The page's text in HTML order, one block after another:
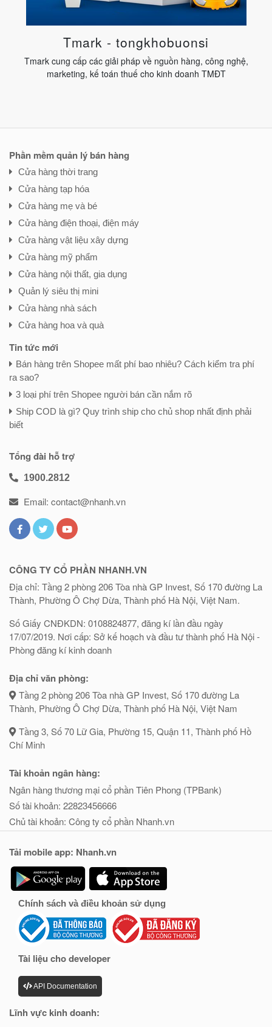
Tmark - tongkhobuonsi
Tmark cung cấp các giải pháp về nguồn hàng, công nghệ,
marketing, kế toán thuế cho kinh doanh TMĐT
Phần mềm quản lý bán hàng
Cửa hàng thời trang
Cửa hàng tạp hóa
Cửa hàng mẹ và bé
Cửa hàng điện thoại, điện máy
Cửa hàng vật liệu xây dựng
Cửa hàng mỹ phẩm
Cửa hàng nội thất, gia dụng
Quản lý siêu thị mini
Cửa hàng nhà sách
Cửa hàng hoa và quà
Tin tức mới
Bán hàng trên Shopee mất phí bao nhiêu? Cách kiểm tra phí
ra sao?
3 loại phí trên Shopee người bán cần nắm rõ
Ship COD là gì? Quy trình ship cho chủ shop nhất định phải
biết
Tổng đài hỗ trợ
1900.2812
Email: contact@nhanh.vn
CÔNG TY CỔ PHẦN NHANH.VN
Địa chỉ: Tầng 2 phòng 206 Tòa nhà GP Invest, Số 170 đường La
Thành, Phường Ô Chợ Dừa, Thành phố Hà Nội, Việt Nam.
Số Giấy CNĐKDN: 0108824877, đăng kí lần đầu ngày
17/07/2019. Nơi cấp: Sở kế hoạch và đầu tư thành phố Hà Nội -
Phòng đăng kí kinh doanh
Địa chỉ văn phòng:
Tầng 2 phòng 206 Tòa nhà GP Invest, Số 170 đường La
Thành, Phường Ô Chợ Dừa, Thành phố Hà Nội, Việt Nam
Tầng 3, Số 70 Lữ Gia, Phường 15, Quận 11, Thành phố Hồ
Chí Minh
Tài khoản ngân hàng:
Ngân hàng thương mại cổ phần Tiên Phong (TPBank)
Số tài khoản: 22823456666
Chủ tài khoản: Công ty cổ phần Nhanh.vn
Tải mobile app: Nhanh.vn
Chính sách và điều khoản sử dụng
Tài liệu cho developer
API Documentation
Lĩnh vực kinh doanh: